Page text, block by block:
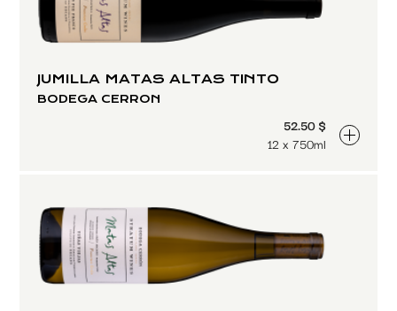
JUMILLA MATAS ALTAS TINTO
BODEGA CERRON
52.50 $
12 x 750ml